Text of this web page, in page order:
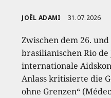
JOËL ADAMI 31.07.2026
Zwischen dem 26.
brasilianischen Rio de
internationale
Anlass kritisierte die
ohne Grenzen“